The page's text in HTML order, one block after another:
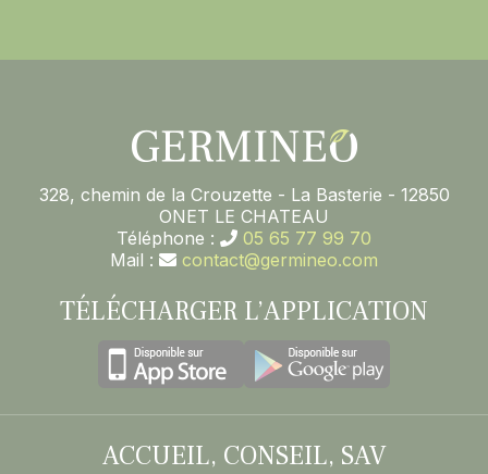
328, chemin de la Crouzette - La Basterie - 12850
ONET LE CHATEAU
Téléphone :
05 65 77 99 70
Mail :
contact@germineo.com
TÉLÉCHARGER L’APPLICATION
ACCUEIL, CONSEIL, SAV